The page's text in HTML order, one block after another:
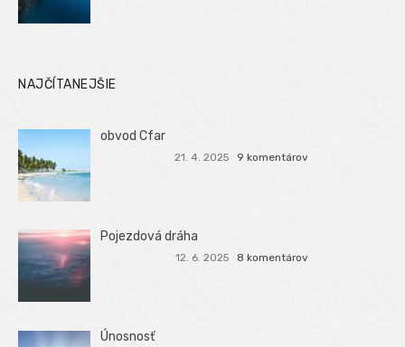
NAJČÍTANEJŠIE
obvod Cfar
21. 4. 2025 9 komentárov
Pojezdová dráha
12. 6. 2025 8 komentárov
Únosnosť